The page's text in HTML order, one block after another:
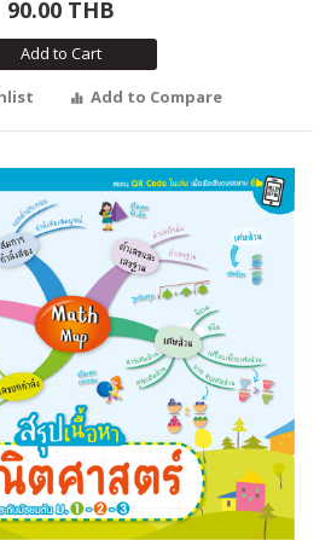
90.00 THB
Add to Cart
Add to Compare